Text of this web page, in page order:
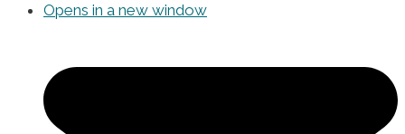
Opens in a new window